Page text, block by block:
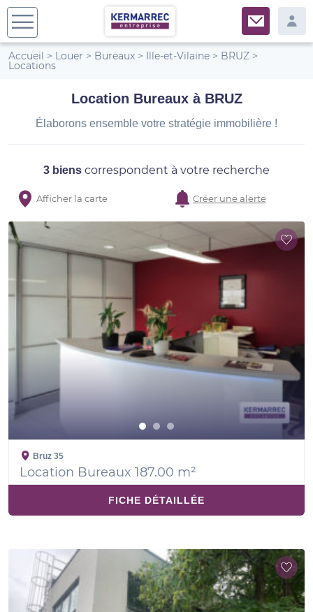
Accueil > Louer > Bureaux > Ille-et-Vilaine > BRUZ >
Locations
Location Bureaux à BRUZ
Élaborons ensemble votre stratégie immobilière !
3 biens correspondent à votre recherche
Afficher la carte Créer une alerte
Bruz 35
Location Bureaux 187.00 m²
FICHE DÉTAILLÉE